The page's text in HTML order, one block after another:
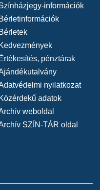
információk
Bérletinformációk
Bérletek
Kedvezmények
Értékesítés, pénztárak
nyilatkozat
Közérdekű adatok
weboldal
SZÍN-TÁR oldal